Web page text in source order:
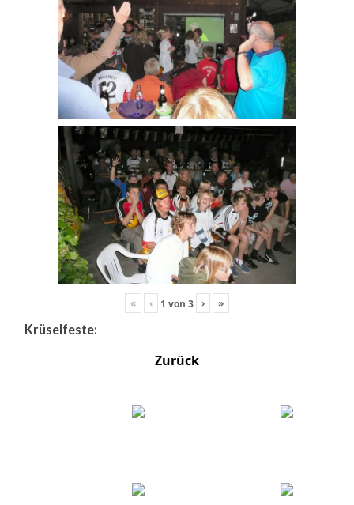
« ‹ 1 von 3 › »
Krüselfeste:
Zurück